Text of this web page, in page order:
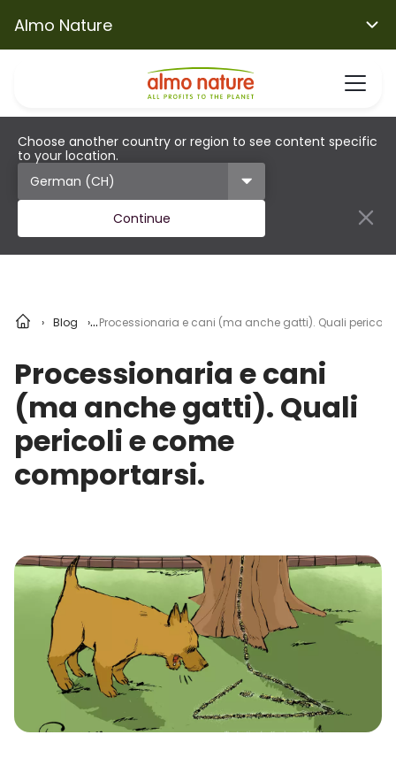
Almo Nature
Choose another country or region to see content specific
to your location.
Continue
Blog Processionaria e cani (ma anche gatti). Quali pericoli
Processionaria e cani
(ma anche gatti). Quali
pericoli e come
comportarsi.